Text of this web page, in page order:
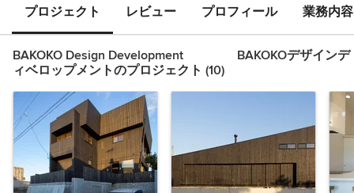
プロジェクト レビュー プロフィール 業務内容
BAKOKO Design Development BAKOKOデザインデ
ィベロップメントのプロジェクト (10)